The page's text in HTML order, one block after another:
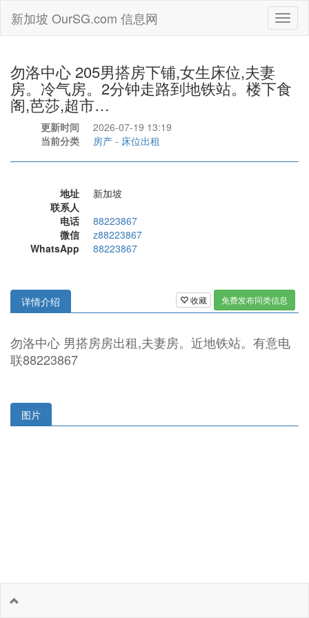
新加坡 OurSG.com 信息网
勿洛中心 205男搭房下铺,女生床位,夫妻
房。冷气房。2分钟走路到地铁站。楼下食
阁,芭莎,超市…
更新时间
2026-07-19 13:19
当前分类
房产 - 床位出租
地址
新加坡
联系人
电话
88223867
微信
z88223867
WhatsApp
88223867
收藏 免费发布同类信息
详情介绍
勿洛中心 男搭房房出租,夫妻房。近地铁站。有意电
联88223867
图片